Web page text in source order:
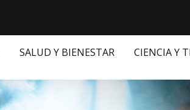
SALUD Y BIENESTAR CIENCIA Y